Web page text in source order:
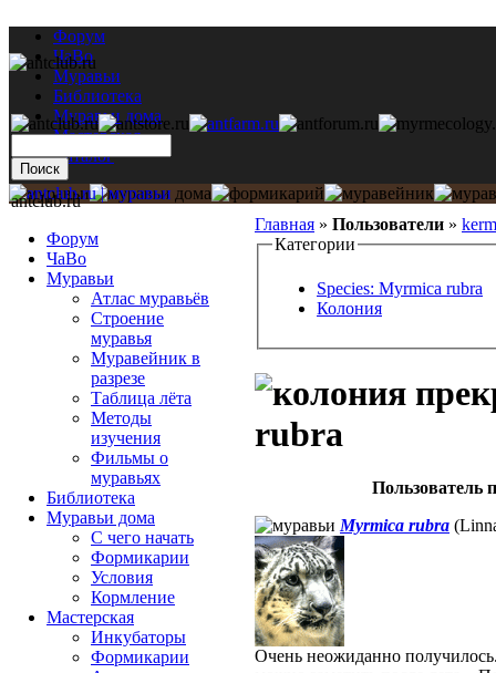
Форум
ЧаВо
Муравьи
Библиотека
Муравьи дома
Мастерская
Каталог
Главная » Пользователи »
Категории
Species: Myrmica rubra
Колония
rubra
Пользователь
Myrmica rubra
Очень неожиданно
antclub.ru
Форум
ЧаВо
Муравьи
Атлас муравьёв
Строение
муравья
Муравейник в
разрезе
Таблица лёта
Методы
изучения
Фильмы о
муравьях
Библиотека
Муравьи дома
С чего начать
Формикарии
Условия
Кормление
Мастерская
Инкубаторы
Формикарии